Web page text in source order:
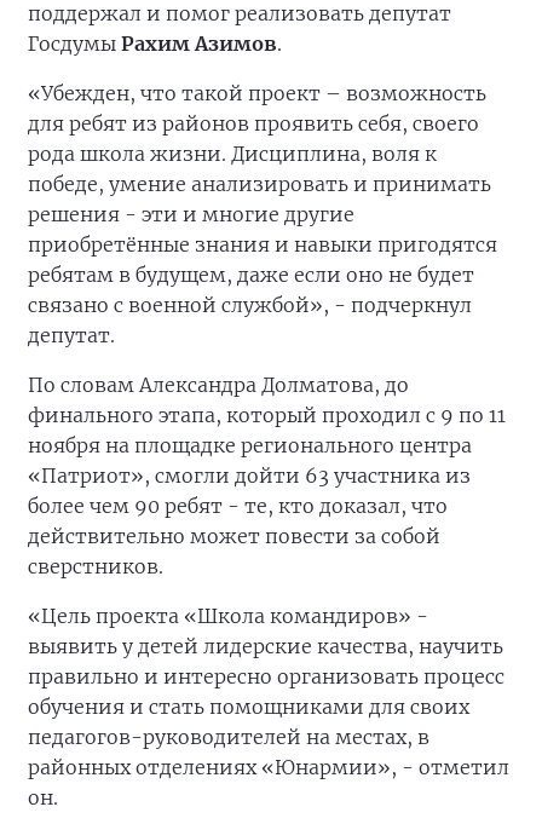
поддержал и помог реализовать депутат
Госдумы Рахим Азимов.
«Убежден, что такой проект – возможность
для ребят из районов проявить себя, своего
рода школа жизни. Дисциплина, воля к
победе, умение анализировать и принимать
решения - эти и многие другие
приобретённые знания и навыки пригодятся
ребятам в будущем, даже если оно не будет
связано с военной службой», - подчеркнул
депутат.
По словам Александра Долматова, до
финального этапа, который проходил с 9 по 11
ноября на площадке регионального центра
«Патриот», смогли дойти 63 участника из
более чем 90 ребят - те, кто доказал, что
действительно может повести за собой
сверстников.
«Цель проекта «Школа командиров» -
выявить у детей лидерские качества, научить
правильно и интересно организовать процесс
обучения и стать помощниками для своих
педагогов-руководителей на местах, в
районных отделениях «Юнармии», - отметил
он.